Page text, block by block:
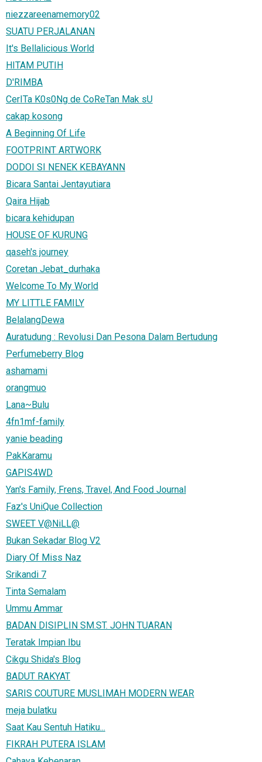
niezzareenamemory02
SUATU PERJALANAN
It's Bellalicious World
HITAM PUTIH
D'RIMBA
CerITa K0s0Ng de CoReTan Mak sU
cakap kosong
A Beginning Of Life
FOOTPRINT ARTWORK
DODOI SI NENEK KEBAYANN
Bicara Santai Jentayutiara
Qaira Hijab
bicara kehidupan
HOUSE OF KURUNG
qaseh's journey
Coretan Jebat_durhaka
Welcome To My World
MY LITTLE FAMILY
BelalangDewa
Auratudung : Revolusi Dan Pesona Dalam Bertudung
Perfumeberry Blog
ashamami
orangmuo
Lana~Bulu
4fn1mf-family
yanie beading
PakKaramu
GAPIS4WD
Yan's Family, Frens, Travel, And Food Journal
Faz's UniQue Collection
SWEET V@NiLL@
Bukan Sekadar Blog V2
Diary Of Miss Naz
Srikandi 7
Tinta Semalam
Ummu Ammar
BADAN DISIPLIN SM.ST. JOHN TUARAN
Teratak Impian Ibu
Cikgu Shida's Blog
BADUT RAKYAT
SARIS COUTURE MUSLIMAH MODERN WEAR
meja bulatku
Saat Kau Sentuh Hatiku...
FIKRAH PUTERA ISLAM